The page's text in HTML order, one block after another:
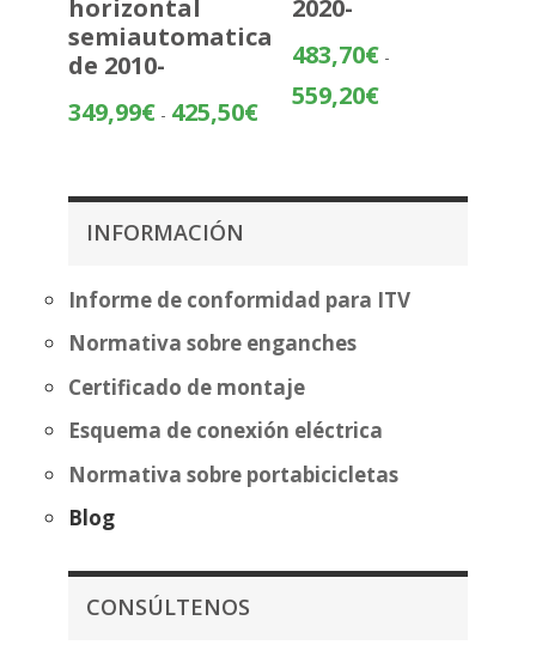
horizontal
semiautomatica
de 2010-
349,99€ - 425,50€Rango
2020-
483,70€ -
559,20€Rango
483,70€
INFORMACIÓN
Informe de conformidad para ITV
Normativa sobre enganches
Certificado de montaje
Esquema de conexión eléctrica
Normativa sobre portabicicletas
Blog
CONSÚLTENOS